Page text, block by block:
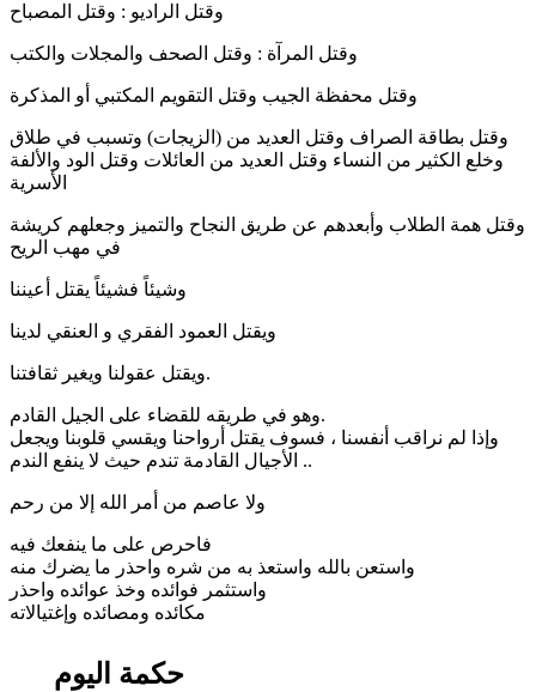
وقتل الراديو : وقتل المصباح
وقتل المرآة : وقتل الصحف والمجلات والكتب
وقتل محفظة الجيب وقتل التقويم المكتبي أو المذكرة
وقتل بطاقة الصراف وقتل العديد من (الزيجات) وتسبب في طلاق
وخلع الكثير من النساء وقتل العديد من العائلات وقتل الود والألفة
الأسرية
وقتل همة الطلاب وأبعدهم عن طريق النجاح والتميز وجعلهم كريشة
في مهب الريح
وشيئاً فشيئاً يقتل أعيننا
ويقتل العمود الفقري و العنقي لدينا
ويقتل عقولنا ويغير ثقافتنا.
وهو في طريقه للقضاء على الجيل القادم.
وإذا لم نراقب أنفسنا ، فسوف يقتل أرواحنا ويقسي قلوبنا ويجعل
الأجيال القادمة تندم حيث لا ينفع الندم ..
ولا عاصم من أمر الله إلا من رحم
فاحرص على ما ينفعك فيه
واستعن بالله واستعذ به من شره واحذر ما يضرك منه
واستثمر فوائده وخذ عوائده واحذر
مكائده ومصائده وإغتيالاته
حكمة اليوم